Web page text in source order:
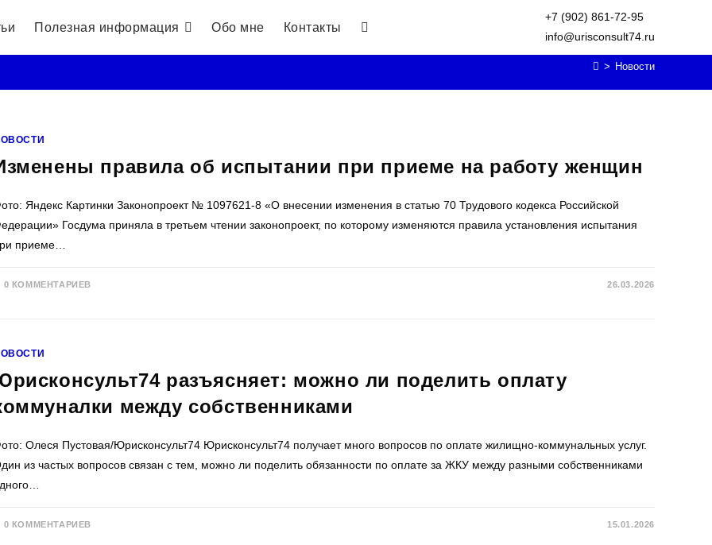
+7 (902) 861-72-95
info@urisconsult74.ru
Полезная информация Обо мне Контакты Переключить
> Новости
правила об испытании при приеме на работу женщин
Яндекс Картинки Законопроект № 1097621-8 «О внесении изменения в статью 70 Трудового кодекса Российской
Госдума приняла в третьем чтении законопроект, по которому изменяются правила установления испытания
приеме…
0 КОММЕНТАРИЕВ 26.03.2026
разъясняет: можно ли поделить оплату
между собственниками
Олеся Пустовая/Юрисконсульт74 Юрисконсульт74 получает много вопросов по оплате жилищно-коммунальных услуг.
из частых вопросов связан с тем, можно ли поделить обязанности по оплате за ЖКУ между разными собственниками
0 КОММЕНТАРИЕВ 15.01.2026